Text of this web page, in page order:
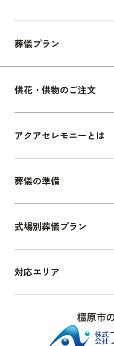
葬儀プラン
供花・供物のご注文
アクアセレモニーとは
葬儀の準備
式場別葬儀プラン
対応エリア